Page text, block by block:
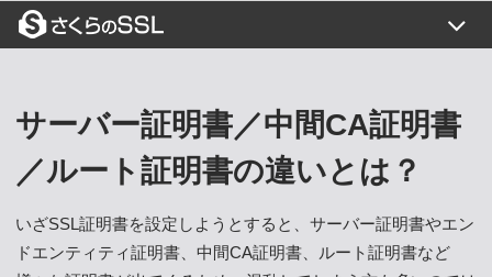
目的から選ぶ
ご利用の流れ
サーバー証明書／中間CA証明書
／ルート証明書の違いとは？
いざSSL証明書を設定しようとすると、サーバー証明書やエン
ドエンティティ証明書、中間CA証明書、ルート証明書など